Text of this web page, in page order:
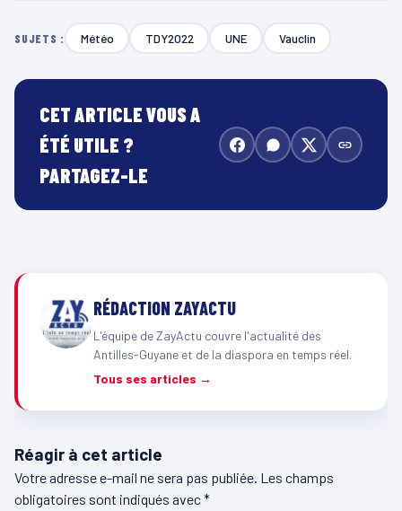
SUJETS : Météo TDY2022 UNE Vauclin
CET ARTICLE VOUS A
ÉTÉ UTILE ?
PARTAGEZ-LE
RÉDACTION ZAYACTU
L'équipe de ZayActu couvre l'actualité des
Antilles-Guyane et de la diaspora en temps réel.
Tous ses articles →
Réagir à cet article
Votre adresse e-mail ne sera pas publiée. Les champs
obligatoires sont indiqués avec*